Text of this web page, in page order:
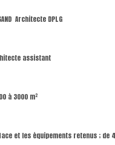
Architecte DPLG
assistant
à 3000 m²
et les équipements retenus ; de